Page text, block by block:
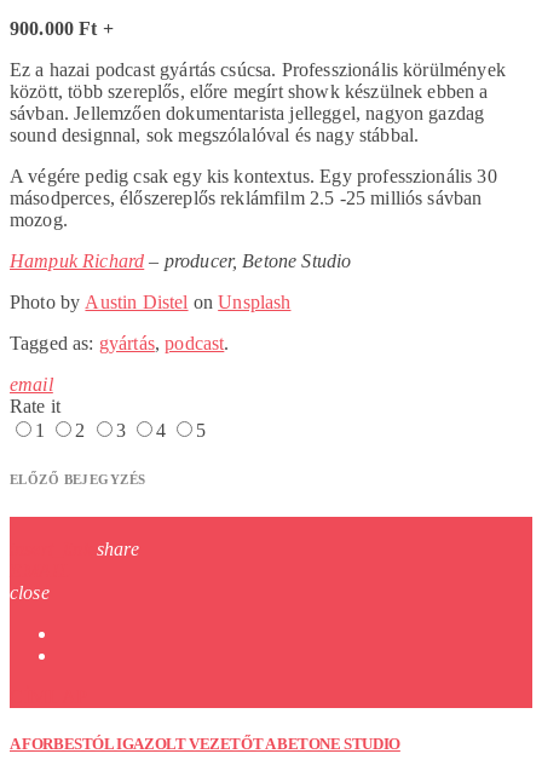
900.000 Ft +
Ez a hazai podcast gyártás csúcsa. Professzionális körülmények
között, több szereplős, előre megírt showk készülnek ebben a
sávban. Jellemzően dokumentarista jelleggel, nagyon gazdag
sound designnal, sok megszólalóval és nagy stábbal.
A végére pedig csak egy kis kontextus. Egy professzionális 30
másodperces, élőszereplős reklámfilm 2.5 -25 milliós sávban
mozog.
Hampuk Richard – producer, Betone Studio
Photo by Austin Distel onUnsplash
Tagged as: gyártás,podcast.
email
Rate it
1
2 3 4 5
ELŐZŐ BEJEGYZÉS
share
close
A FORBESTÓL IGAZOLT VEZETŐT A BETONE STUDIO